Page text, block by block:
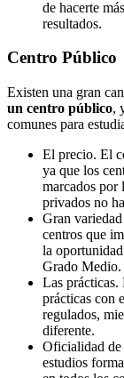
de hacerte
resultados.
Centro Público
Existen una gran
un centro público,
comunes para
El precio. El
ya que los
marcados por
privados no
Gran
centros que
la
Grado Medio.
Las prácticas.
prácticas con
regulados,
diferente.
Oficialidad de
estudios